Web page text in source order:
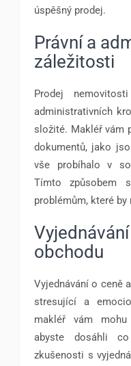
úspěšný prodej.
Právní a
záležitosti
Prodej
administrativních
složité. Makléř vám
dokumentů, jako
vše probíhalo v
Tímto způsobem
problémům, které
obchodu
Vyjednávání o ceně
stresující a
makléř vám
abyste dosáhli
zkušenosti s